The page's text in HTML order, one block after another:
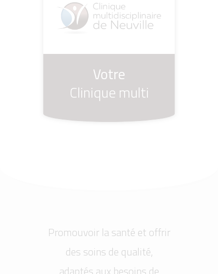
Votre
Clinique multi
Promouvoir la santé et offrir
des soins de qualité,